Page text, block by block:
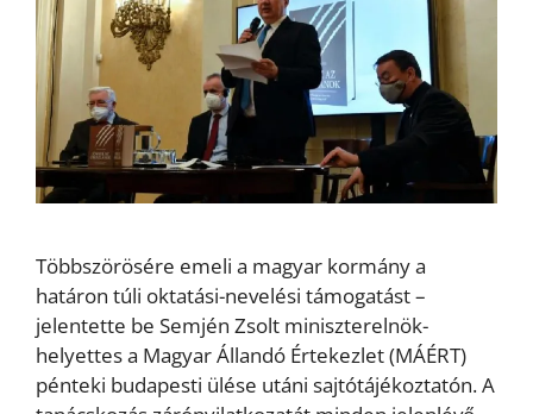
Többszörösére emeli a magyar kormány a
határon túli oktatási-nevelési támogatást –
jelentette be Semjén Zsolt miniszterelnök-
helyettes a Magyar Állandó Értekezlet (MÁÉRT)
pénteki budapesti ülése utáni sajtótájékoztatón. A